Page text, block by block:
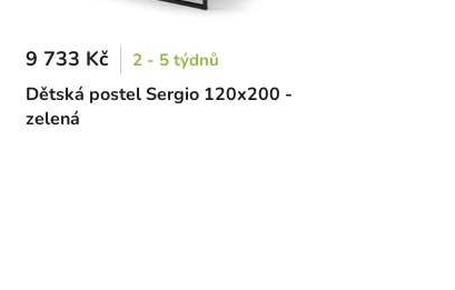
Dětská postel Sergio 120x200 -
zelená
9 733 Kč 2 - 5 týdnů